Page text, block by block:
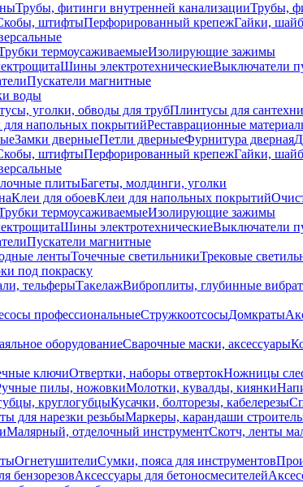
Трубы, фитинги внутренней канализацииТрубы,
штифтыПерфорированный крепежГайки,
термоусаживаемыеИзолирующие зажимы
Шины электротехническиеВыключатели
Пускатели магнитные
воды
уголки, обводы для трубПлинтусы для
для напольных покрытийРеставрационные
Замки дверныеПетли дверныеФурнитура дверная
штифтыПерфорированный крепежГайки,
плитыБагеты, молдинги, уголки
Клеи для обоевКлеи для напольных покрытий
термоусаживаемыеИзолирующие зажимы
Шины электротехническиеВыключатели
Пускатели магнитные
лентыТочечные светильникиТрековые
под покраску
тельферыТакелажВиброплиты, глубинные
профессиональныеСтружкоотсосыДомкраты
оборудованиеСварочные маски, аксессуары
ключиОтвертки, наборы отвертокНожницы
пилы, ножовкиМолотки, кувалды, киянки
круглогубцыКусачки, болторезы, кабелерезы
для нарезки резьбыМаркеры, карандаши
Малярный, отделочный инструментСкотч, ленты
ОгнетушителиСумки, пояса для инструментов
бензорезовАксессуары для бетоносмесителей